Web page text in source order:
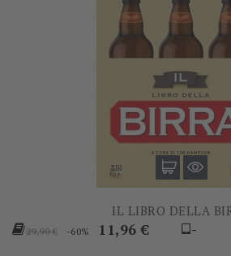
IL LIBRO DELLA
Prezzo
29,90 € -60% Prezzo
11,96 € -